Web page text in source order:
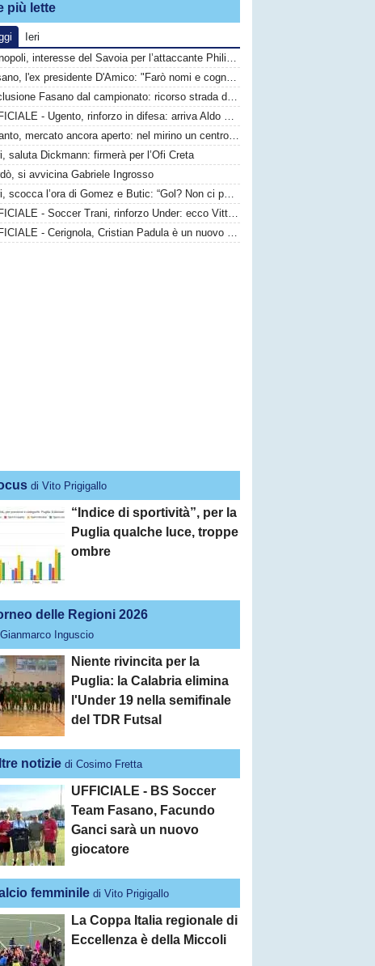
più lette
Ieri
Monopoli, interesse del Savoia per l’attaccante Philip Yeboah
Fasano, l'ex presidente D'Amico: "Farò nomi e cognomi dei responsabili di questo disastro"
Esclusione Fasano dal campionato: ricorso strada difficile, calciatori in fuga
UFFICIALE - Ugento, rinforzo in difesa: arriva Aldo Graziano
Taranto, mercato ancora aperto: nel mirino un centrocampista top
saluta Dickmann: firmerà per l’Ofi Creta
si avvicina Gabriele Ingrosso
Bari, scocca l’ora di Gomez e Butic: “Gol? Non ci poniamo limiti”
UFFICIALE - Soccer Trani, rinforzo Under: ecco Vittorio Sansaro
UFFICIALE - Cerignola, Cristian Padula è un nuovo attaccante gialloblù
di Vito Prigigallo
“Indice di sportività”, per la
Puglia qualche luce, troppe
ombre
delle Regioni 2026
Inguscio
Niente rivincita per la
Puglia: la Calabria elimina
l'Under 19 nella semifinale
del TDR Futsal
notizie di Cosimo Fretta
UFFICIALE - BS Soccer
Team Fasano, Facundo
Ganci sarà un nuovo
giocatore
femminile di Vito Prigigallo
La Coppa Italia regionale di
Eccellenza è della Miccoli